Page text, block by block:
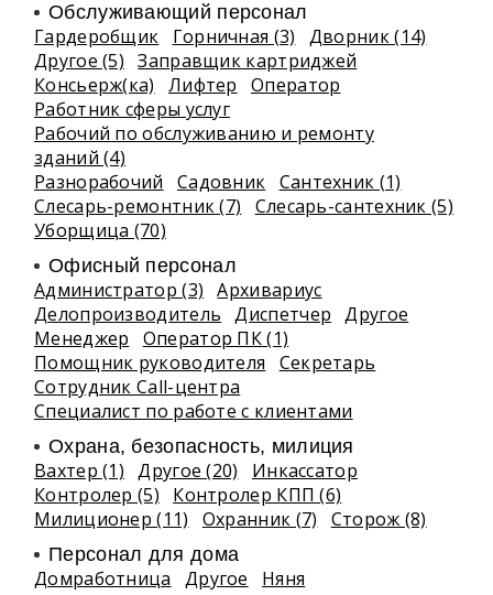
Обслуживающий персонал
Гардеробщик Горничная (3)
Дворник (14)
Другое (5)
Заправщик картриджей
Консьерж(ка)
Лифтер
Оператор
Работник сферы услуг
Рабочий по обслуживанию и ремонту
зданий (4)
Разнорабочий
Садовник Сантехник (1)
Слесарь-ремонтник (7)
Слесарь-сантехник (5)
Уборщица (70)
Офисный персонал
Администратор (3)
Архивариус
Делопроизводитель
Диспетчер
Другое
Менеджер
Оператор ПК (1)
Помощник руководителя
Секретарь
Сотрудник Call-центра
Специалист по работе с клиентами
Охрана, безопасность, милиция
Вахтер (1) Другое (20)
Инкассатор
Контролер (5)
Контролер КПП (6)
Милиционер (11)
Охранник (7) Сторож (8)
Персонал для дома
Домработница Другое
Няня